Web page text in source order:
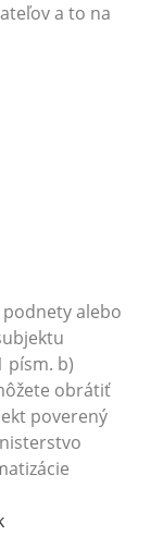
a to na
alebo
písm. b)
obrátiť
poverený